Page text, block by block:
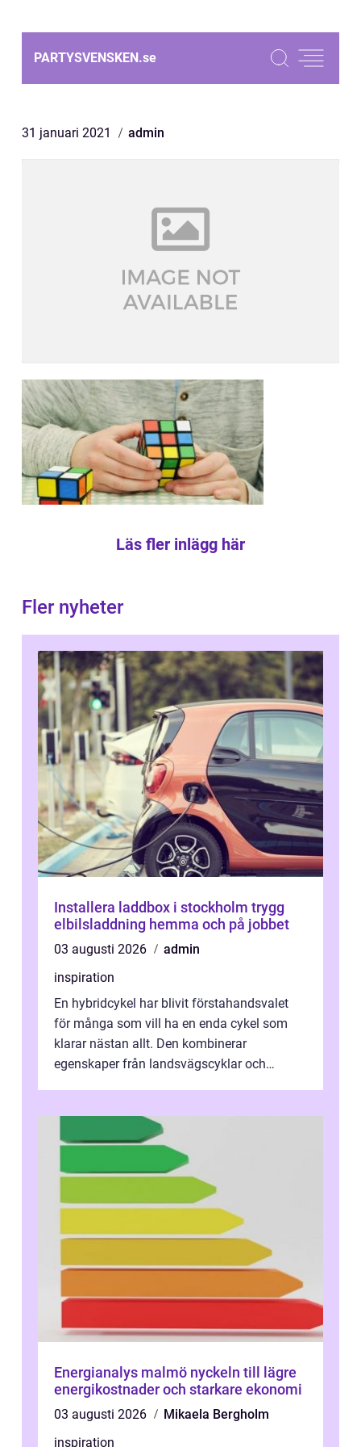
PARTYSVENSKEN.se
31 januari 2021 admin
Läs fler inlägg här
Fler nyheter
Installera laddbox i stockholm trygg
elbilsladdning hemma och på jobbet
03 augusti 2026
admin
inspiration
En hybridcykel har blivit förstahandsvalet
för många som vill ha en enda cykel som
klarar nästan allt. Den kombinerar
egenskaper från landsvägscyklar och
Energianalys malmö nyckeln till lägre
energikostnader och starkare ekonomi
03 augusti 2026
Mikaela Bergholm
inspiration